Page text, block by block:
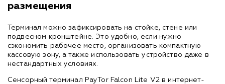
размещения
Терминал можно зафиксировать на стойке, стене или
подвесном кронштейне. Это удобно, если нужно
сэкономить рабочее место, организовать компактную
кассовую зону, а также использовать устройство даже в
нестандартных условиях.
Сенсорный терминал PayTor Falcon Lite V2 в интернет-